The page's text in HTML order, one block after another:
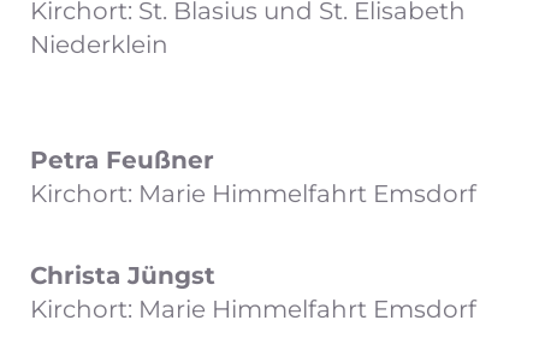
Kirchort: St. Blasius und St. Elisabeth
Niederklein
Petra Feußner
Kirchort: Marie Himmelfahrt Emsdorf
Christa Jüngst
Kirchort: Marie Himmelfahrt Emsdorf